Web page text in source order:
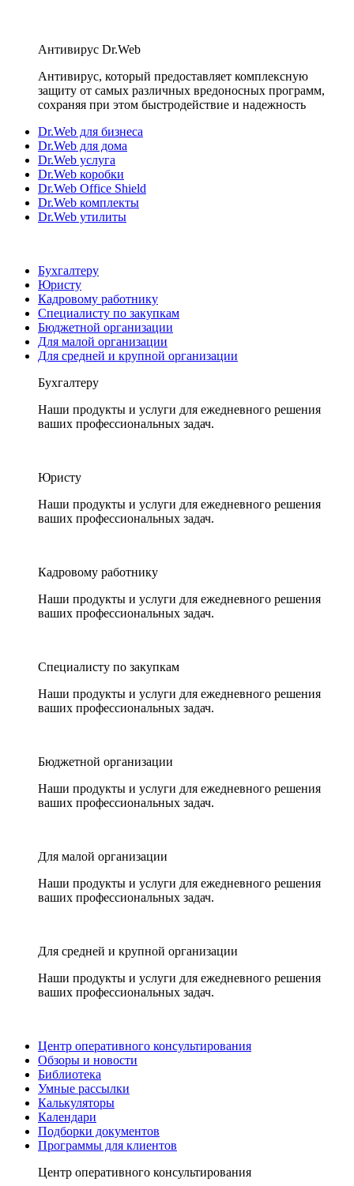
Антивирус Dr.Web
Антивирус, который предоставляет комплексную
защиту от самых различных вредоносных программ,
сохраняя при этом быстродействие и надежность
Dr.Web для бизнеса
Dr.Web для дома
Dr.Web услуга
Dr.Web коробки
Dr.Web Office Shield
Dr.Web комплекты
Dr.Web утилиты
Бухгалтеру
Юристу
Кадровому работнику
Специалисту по закупкам
Бюджетной организации
Для малой организации
Для средней и крупной организации
Бухгалтеру
Наши продукты и услуги для ежедневного решения
ваших профессиональных задач.
Юристу
Наши продукты и услуги для ежедневного решения
ваших профессиональных задач.
Кадровому работнику
Наши продукты и услуги для ежедневного решения
ваших профессиональных задач.
Специалисту по закупкам
Наши продукты и услуги для ежедневного решения
ваших профессиональных задач.
Бюджетной организации
Наши продукты и услуги для ежедневного решения
ваших профессиональных задач.
Для малой организации
Наши продукты и услуги для ежедневного решения
ваших профессиональных задач.
Для средней и крупной организации
Наши продукты и услуги для ежедневного решения
ваших профессиональных задач.
Центр оперативного консультирования
Обзоры и новости
Библиотека
Умные рассылки
Калькуляторы
Календари
Подборки документов
Программы для клиентов
Центр оперативного консультирования